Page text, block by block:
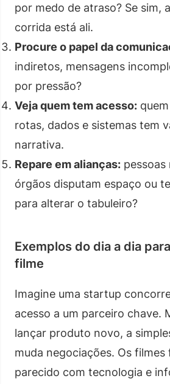
por medo de atraso? Se sim,
corrida está ali.
Procure o papel da
indiretos, mensagens
por pressão?
Veja quem tem acesso:
rotas, dados e sistemas tem
narrativa.
Repare em alianças: pessoas
órgãos disputam espaço ou
para alterar o tabuleiro?
Exemplos do dia a dia
filme
Imagine uma startup
acesso a um parceiro chave.
lançar produto novo, a
muda negociações. Os filmes
parecido com tecnologia e